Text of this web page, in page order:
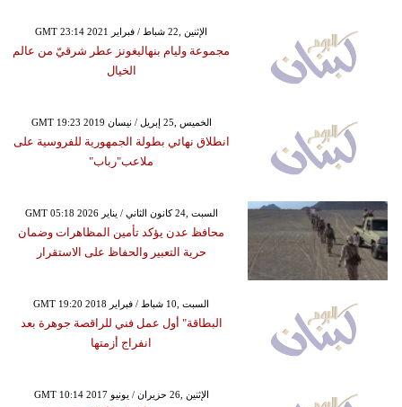
GMT 23:14 2021 الإثنين ,22 شباط / فبراير
مجموعة وليام بنهاليغونز عطر شرقيّ من عالم
الخيال
GMT 19:23 2019 الخميس ,25 إبريل / نيسان
انطلاق نهائي بطولة الجمهورية للفروسية على
ملاعب"رباب"
GMT 05:18 2026 السبت ,24 كانون الثاني / يناير
محافظ عدن يؤكد تأمين المظاهرات وضمان
حرية التعبير والحفاظ على الاستقرار
GMT 19:20 2018 السبت ,10 شباط / فبراير
البطاقة" أول عمل فني للراقصة جوهرة بعد
انفراج أزمتها
GMT 10:14 2017 الإثنين ,26 حزيران / يونيو